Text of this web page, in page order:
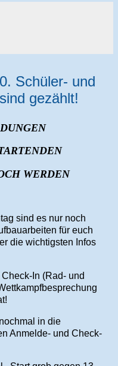
Schüler- und
gezählt!
WERDEN
sind es nur noch
für euch
die wichtigsten Infos
In (Rad- und
in die
Anmelde- und Check-